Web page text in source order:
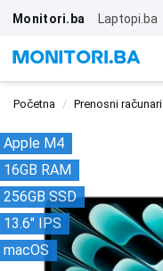
Monitori.ba Laptopi.ba
Početna Prenosni računari
Apple M4
16GB RAM
256GB SSD
13.6" IPS
macOS